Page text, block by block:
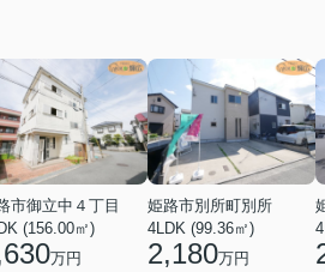
市御立中４丁目
(156.00㎡)
万円
姫路市別所町別所
4LDK (99.36㎡)
2,180万円